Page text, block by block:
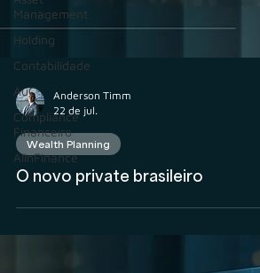
Management
Holding
Contabilidade
AuC
Compliance
Financeiro
AIInFinance